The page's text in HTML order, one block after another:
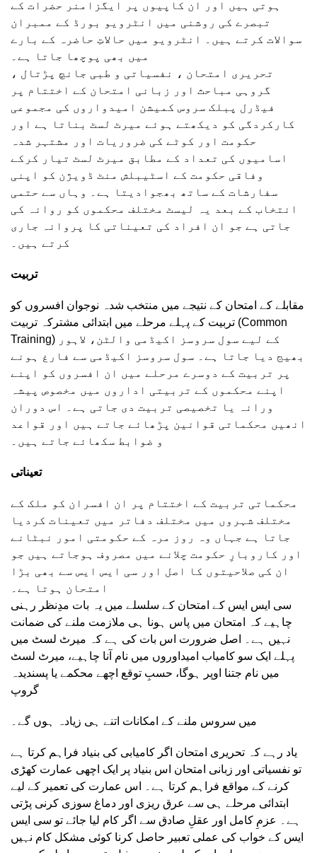
ہوتی ہیں اور ان کاپیوں پر ایگزامنر حضرات کے
تبصرے کی روشنی میں انٹرویو بورڈ کے ممبران
سوالات کرتے ہیں۔ انٹرویو میں حالاتِ حاضرہ کے بارے
میں بھی پوچھا جاتا ہے۔
تحریری امتحان ، نفسیاتی و طبی جانچ پڑتال ،
گروہی مباحث اور زبانی امتحان کے اختتام پر
فیڈرل پبلک سروس کمیشن امیدواروں کی مجموعی
کارکردگی کو دیکھتے ہوئے میرٹ لسٹ بناتا ہے اور
حکومت اور کوٹے کی ضروریات اور مشتہر شدہ
اسامیوں کی تعداد کے مطابق میرٹ لسٹ تیار کرکے
وفاقی حکومت کے اسٹیبلش منٹ ڈویژن کو اپنی
سفارشات کے ساتھ بھجوادیتا ہے۔ وہاں سے حتمی
انتخاب کے بعد یہ لیسٹ مختلف محکموں کو روانہ کی
جاتی ہے جو ان افراد کی تعیناتی کا پروانہ جاری
کرتے ہیں۔
تربیت
مقابلے کے امتحان کے نتیجے میں منتخب شدہ نوجوان افسروں کو
تربیت کے پہلے مرحلے میں ابتدائی مشترکہ تربیت (Common
Training) کے لیے سول سروسز اکیڈمی والٹن، لاہور
بھیج دیا جاتا ہے۔ سول سروسز اکیڈمی سے فارغ ہونے
پر تربیت کے دوسرے مرحلے میں ان افسروں کو اپنے
اپنے محکموں کے تربیتی اداروں میں مخصوص پیشہ
ورانہ یا تخصیصی تربیت دی جاتی ہے۔ اس دوران
انھیں محکماتی قوانین پڑھائے جاتے ہیں اور قواعد
و ضوابط سکھائے جاتے ہیں۔
تعیناتی
محکماتی تربیت کے اختتام پر ان افسران کو ملک کے
مختلف شہروں میں مختلف دفاتر میں تعینات کردیا
جاتا ہے جہاں وہ روز مرہ کے حکومتی امور نبٹانے
اور کاروبارِ حکومت چلانے میں مصروف ہوجاتے ہیں جو
ان کی صلاحیتوں کا اصل اور سی ایس ایس سے بھی بڑا
امتحان ہوتا ہے۔
سی ایس ایس کے امتحان کے سلسلے میں یہ بات مدِنظر رہنی
چاہیے کہ امتحان میں پاس ہونا ہی ملازمت ملنے کی ضمانت
نہیں ہے۔ اصل ضرورت اس بات کی ہے کہ میرٹ لسٹ میں
پہلے ایک سو کامیاب امیداوروں میں نام آنا چاہیے، میرٹ لسٹ
میں نام جتنا اوپر ہوگا، حسبِ توقع اچھے محکمے یا پسندیدہ
گروپ
میں سروس ملنے کے امکانات اتنے ہی زیادہ ہوں گے۔
یاد رہے کہ تحریری امتحان اگر کامیابی کی بنیاد فراہم کرتا ہے
تو نفسیاتی اور زبانی امتحان اس بنیاد پر ایک اچھی عمارت کھڑی
کرنے کے مواقع فراہم کرتا ہے۔ اس عمارت کی تعمیر کے لیے
ابتدائی مرحلے ہی سے عرق ریزی اور دماغ سوزی کرنی پڑتی
ہے۔ عزمِ کامل اور عقلِ صادق سے اگر کام لیا جائے تو سی ایس
ایس کے خواب کی عملی تعبیر حاصل کرنا کوئی مشکل کام نہیں